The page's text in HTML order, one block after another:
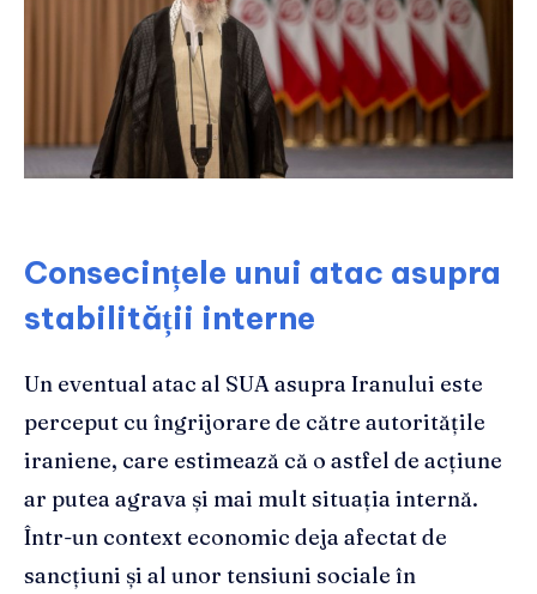
Consecințele unui atac asupra
stabilității interne
Un eventual atac al SUA asupra Iranului este
perceput cu îngrijorare de către autoritățile
iraniene, care estimează că o astfel de acțiune
ar putea agrava și mai mult situația internă.
Într-un context economic deja afectat de
sancțiuni și al unor tensiuni sociale în